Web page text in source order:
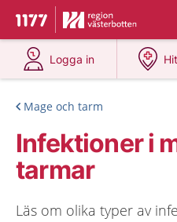
Till startsidan för 1177
Du har valt region
Logga in
på 1177.se
Mage och tarm
Infektioner i
tarmar
Läs om olika typer av